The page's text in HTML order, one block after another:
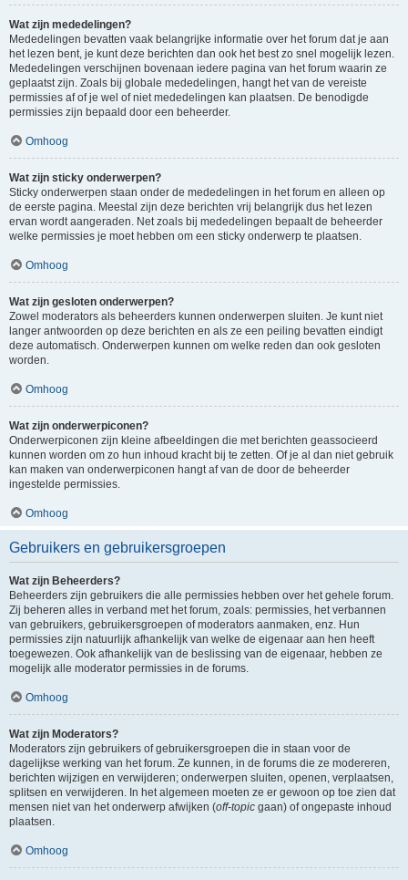
Wat zijn mededelingen?
Mededelingen bevatten vaak belangrijke informatie over het forum dat je aan
het lezen bent, je kunt deze berichten dan ook het best zo snel mogelijk lezen.
Mededelingen verschijnen bovenaan iedere pagina van het forum waarin ze
geplaatst zijn. Zoals bij globale mededelingen, hangt het van de vereiste
permissies af of je wel of niet mededelingen kan plaatsen. De benodigde
permissies zijn bepaald door een beheerder.
Omhoog
Wat zijn sticky onderwerpen?
Sticky onderwerpen staan onder de mededelingen in het forum en alleen op
de eerste pagina. Meestal zijn deze berichten vrij belangrijk dus het lezen
ervan wordt aangeraden. Net zoals bij mededelingen bepaalt de beheerder
welke permissies je moet hebben om een sticky onderwerp te plaatsen.
Omhoog
Wat zijn gesloten onderwerpen?
Zowel moderators als beheerders kunnen onderwerpen sluiten. Je kunt niet
langer antwoorden op deze berichten en als ze een peiling bevatten eindigt
deze automatisch. Onderwerpen kunnen om welke reden dan ook gesloten
worden.
Omhoog
Wat zijn onderwerpiconen?
Onderwerpiconen zijn kleine afbeeldingen die met berichten geassocieerd
kunnen worden om zo hun inhoud kracht bij te zetten. Of je al dan niet gebruik
kan maken van onderwerpiconen hangt af van de door de beheerder
ingestelde permissies.
Omhoog
Gebruikers en gebruikersgroepen
Wat zijn Beheerders?
Beheerders zijn gebruikers die alle permissies hebben over het gehele forum.
Zij beheren alles in verband met het forum, zoals: permissies, het verbannen
van gebruikers, gebruikersgroepen of moderators aanmaken, enz. Hun
permissies zijn natuurlijk afhankelijk van welke de eigenaar aan hen heeft
toegewezen. Ook afhankelijk van de beslissing van de eigenaar, hebben ze
mogelijk alle moderator permissies in de forums.
Omhoog
Wat zijn Moderators?
Moderators zijn gebruikers of gebruikersgroepen die in staan voor de
dagelijkse werking van het forum. Ze kunnen, in de forums die ze modereren,
berichten wijzigen en verwijderen; onderwerpen sluiten, openen, verplaatsen,
splitsen en verwijderen. In het algemeen moeten ze er gewoon op toe zien dat
mensen niet van het onderwerp afwijken (off-topic gaan) of ongepaste inhoud
plaatsen.
Omhoog